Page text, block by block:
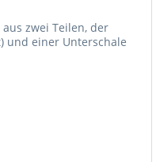
zwei Teilen, der
und einer Unterschale